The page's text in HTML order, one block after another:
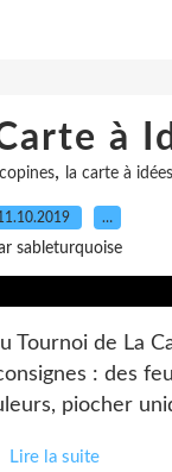
à
copines, la carte à idées
…
sableturquoise
Tournoi de La
: des
piocher
Lire la suite